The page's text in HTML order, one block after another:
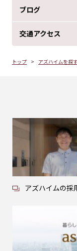
ブログ
交通アクセス
トップ アズハイムを探す
アズハイムの採